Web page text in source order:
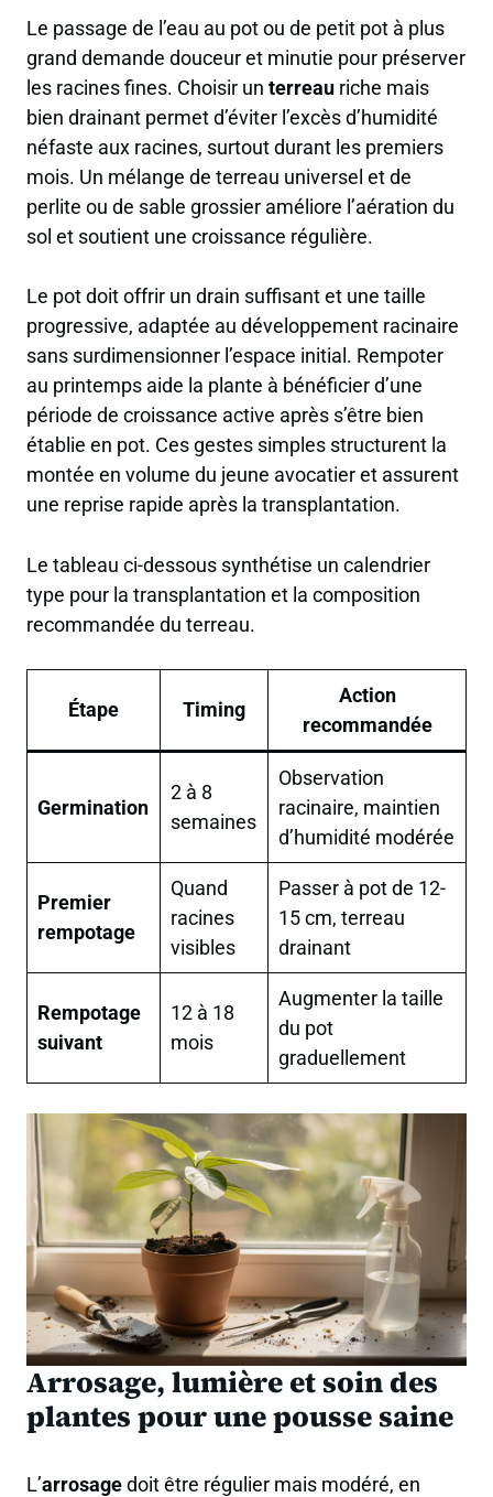
Le passage de l’eau au pot ou de petit pot à plus
grand demande douceur et minutie pour préserver
les racines fines. Choisir un terreau riche mais
bien drainant permet d’éviter l’excès d’humidité
néfaste aux racines, surtout durant les premiers
mois. Un mélange de terreau universel et de
perlite ou de sable grossier améliore l’aération du
sol et soutient une croissance régulière.
Le pot doit offrir un drain suffisant et une taille
progressive, adaptée au développement racinaire
sans surdimensionner l’espace initial. Rempoter
au printemps aide la plante à bénéficier d’une
période de croissance active après s’être bien
établie en pot. Ces gestes simples structurent la
montée en volume du jeune avocatier et assurent
une reprise rapide après la transplantation.
Le tableau ci-dessous synthétise un calendrier
type pour la transplantation et la composition
recommandée du terreau.
Étape Timing
Action
recommandée
Germination
2 à 8
semaines
Observation
racinaire, maintien
d’humidité modérée
Premier
rempotage
Quand
racines
visibles
Passer à pot de 12-
15 cm, terreau
drainant
Rempotage
suivant
12 à 18
mois
Augmenter la taille
du pot
graduellement
Arrosage, lumière et soin des
plantes pour une pousse saine
L’arrosagedoit être régulier mais modéré, en